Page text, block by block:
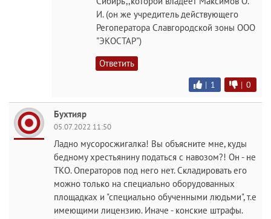
И. (он же учредитель действующего
Регоператора Славгородской зоны ООО
"ЭКОСТАР")
Ответить
| 1 | 0
Бухтияр
05.07.2022 11:50
Ладно мусоросжигалка! Вы объясните мне, куды
бедному хрестьянину податься с навозом?! Он - не
ТКО. Операторов под него нет. Складировать его
можно только на специально оборудованных
площадках и "специально обученными людьми", т.е
имеющими лицензию. Иначе - конские штрафы.